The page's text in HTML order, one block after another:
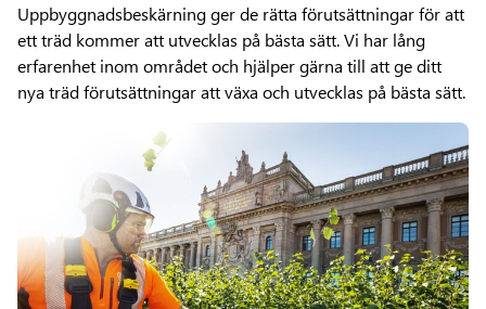
Uppbyggnadsbeskärning ger de rätta förutsättningar för att
ett träd kommer att utvecklas på bästa sätt. Vi har lång
erfarenhet inom området och hjälper gärna till att ge ditt
nya träd förutsättningar att växa och utvecklas på bästa sätt.